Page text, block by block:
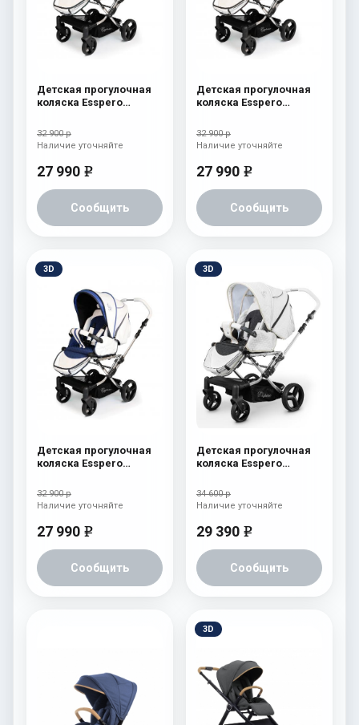
Детская прогулочная
коляска Esspero
Green
32 900 р
27 990 e
Сообщить
Наличие уточняйте
Детская прогулочная
коляска Esspero
Brown
32 900 р
27 990 e
Сообщить
Наличие уточняйте
3D
Детская прогулочная
коляска Esspero
Ocean
32 900 р
27 990 e
Сообщить
Наличие уточняйте
3D
Детская прогулочная
коляска Esspero
34 600 р
29 390 e
Сообщить
Наличие уточняйте
3D